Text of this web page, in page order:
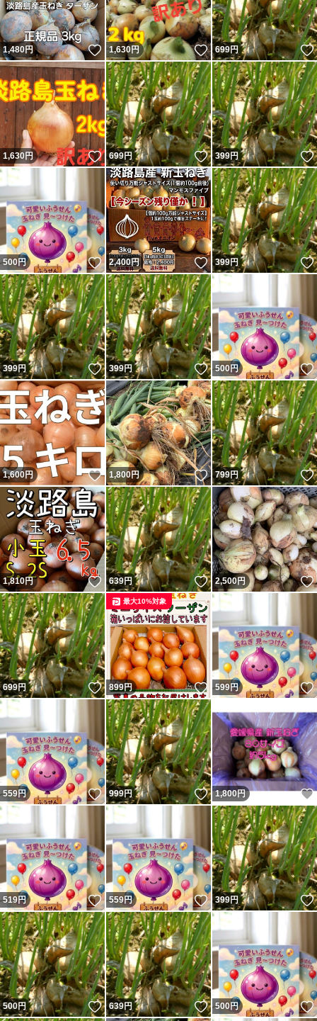
1,480円 いいね！
1,630円 いいね！
699円
1,630円 いいね！
699円 いいね！
399円
500円 いいね！
2,400円 いいね！
399円
399円 いいね！
399円 いいね！
500円
1,600円 いいね！
1,800円 いいね！
799円
1,810円 いいね！
639円 いいね！
2,500円
699円 いいね！
899円 いいね！
最大10%対象
599円
559円 いいね！
999円 いいね！
1,800円
519円 いいね！
559円 いいね！
399円
500円 いいね！
639円 いいね！
500円